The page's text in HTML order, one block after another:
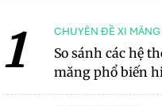
1 CHUYÊN ĐỀ XI MĂNG
So sánh các hệ
măng phổ biến